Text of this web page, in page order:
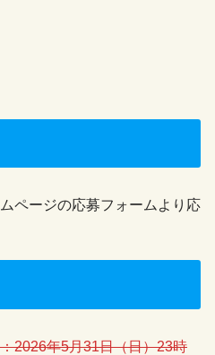
ページの応募フォームより応
2026年5月31日（日）23時